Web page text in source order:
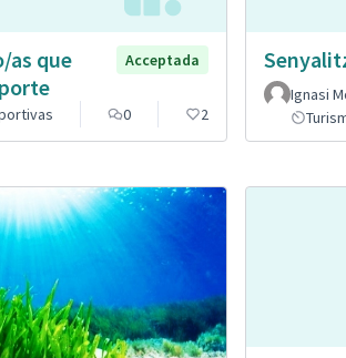
as que
Acceptada
0 2
Ignasi